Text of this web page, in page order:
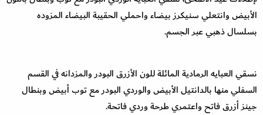
الأبيض وانتعلي سنيكرز بيضاء واحملي الحقيبة البيضاء المزوده
بسلسال ذهبي عبر الجسم.
نسقي العبايه الرمادية المائلة للون الأزرق البودر والمزدانه في القسم
السفلي منها بالدانتيل الأبيض والوردي البودر مع توب أبيض وبنطال
جينز أزرق فاتح واعتمري طرحة وردي فاتحة.